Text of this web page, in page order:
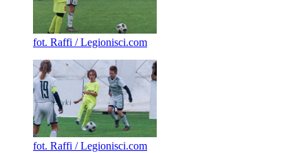
fot. Raffi / Legionisci.com
fot. Raffi / Legionisci.com